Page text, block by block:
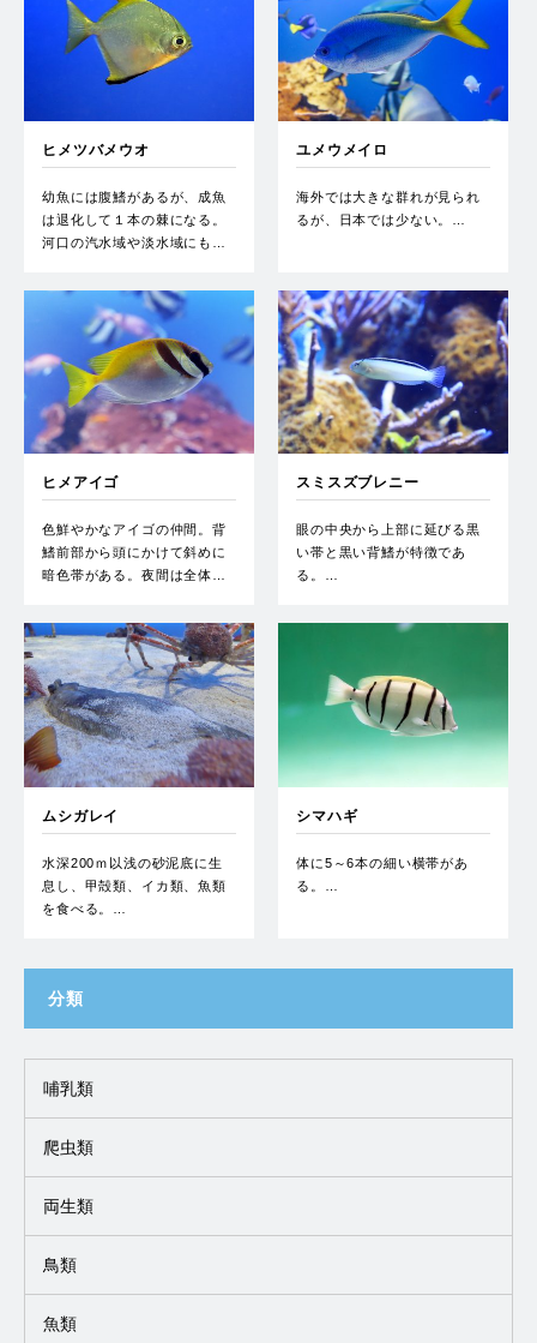
ヒメツバメウオ
幼魚には腹鰭があるが、成魚
は退化して１本の棘になる。
河口の汽水域や淡水域にも…
ユメウメイロ
海外では大きな群れが見られ
るが、日本では少ない。…
ヒメアイゴ
色鮮やかなアイゴの仲間。背
鰭前部から頭にかけて斜めに
暗色帯がある。夜間は全体…
スミスズブレニー
眼の中央から上部に延びる黒
い帯と黒い背鰭が特徴であ
る。…
ムシガレイ
水深200ｍ以浅の砂泥底に生
息し、甲殻類、イカ類、魚類
を食べる。…
シマハギ
体に5～6本の細い横帯があ
る。…
分類
哺乳類
爬虫類
両生類
鳥類
魚類